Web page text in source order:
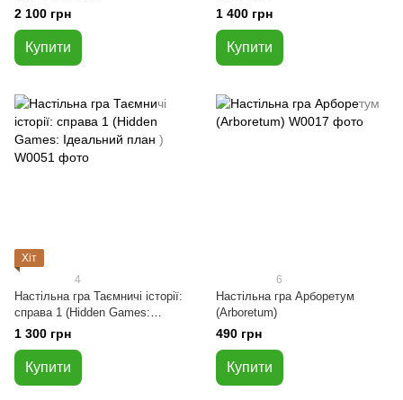
2 100 грн
Купити
1 400 грн
Купити
Хіт
4
Настільна гра Таємничі історії:
справа 1 (Hidden Games:
Ідеальний план )
1 300 грн
Купити
6
Настільна гра Арборетум
(Arboretum)
490 грн
Купити